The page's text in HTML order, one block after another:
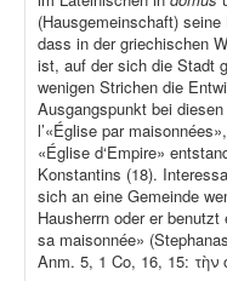
(Hausgemeinschaft)
dass in der griechischen
ist, auf der sich die Stadt
wenigen Strichen die
Ausgangspunkt bei diesen
l’«Église par
«Église d‘Empire»
Konstantins (18).
sich an eine Gemeinde
Hausherrn oder er
sa maisonnée»
Anm. 5, 1 Co, 16, 15: τὴν